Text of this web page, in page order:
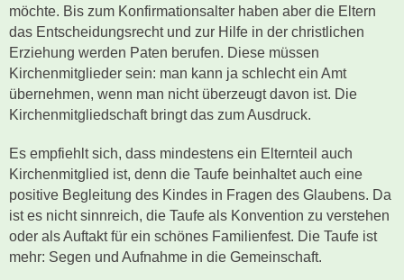
möchte. Bis zum Konfirmationsalter haben aber die Eltern
das Entscheidungsrecht und zur Hilfe in der christlichen
Erziehung werden Paten berufen. Diese müssen
Kirchenmitglieder sein: man kann ja schlecht ein Amt
übernehmen, wenn man nicht überzeugt davon ist. Die
Kirchenmitgliedschaft bringt das zum Ausdruck.
Es empfiehlt sich, dass mindestens ein Elternteil auch
Kirchenmitglied ist, denn die Taufe beinhaltet auch eine
positive Begleitung des Kindes in Fragen des Glaubens. Da
ist es nicht sinnreich, die Taufe als Konvention zu verstehen
oder als Auftakt für ein schönes Familienfest. Die Taufe ist
mehr: Segen und Aufnahme in die Gemeinschaft.